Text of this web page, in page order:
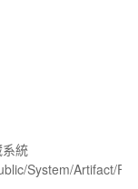
統
System/Artifact/